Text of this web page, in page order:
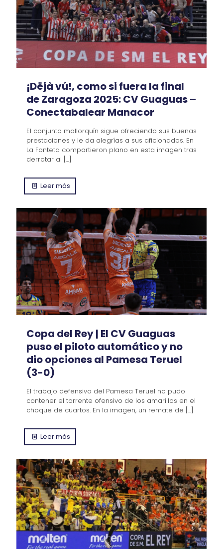
¡Dëjà vú!, como si fuera la final
de Zaragoza 2025: CV Guaguas –
Conectabalear Manacor
El conjunto mallorquín sigue ofreciendo sus buenas
prestaciones y le da alegrías a sus aficionados. En
La Fonteta compartieron plano en esta imagen tras
derrotar al […]
Leer más
Copa del Rey | El CV Guaguas
puso el piloto automático y no
dio opciones al Pamesa Teruel
(3-0)
El trabajo defensivo del Pamesa Teruel no pudo
contener el torrente ofensivo de los amarillos en el
choque de cuartos. En la imagen, un remate de […]
Leer más